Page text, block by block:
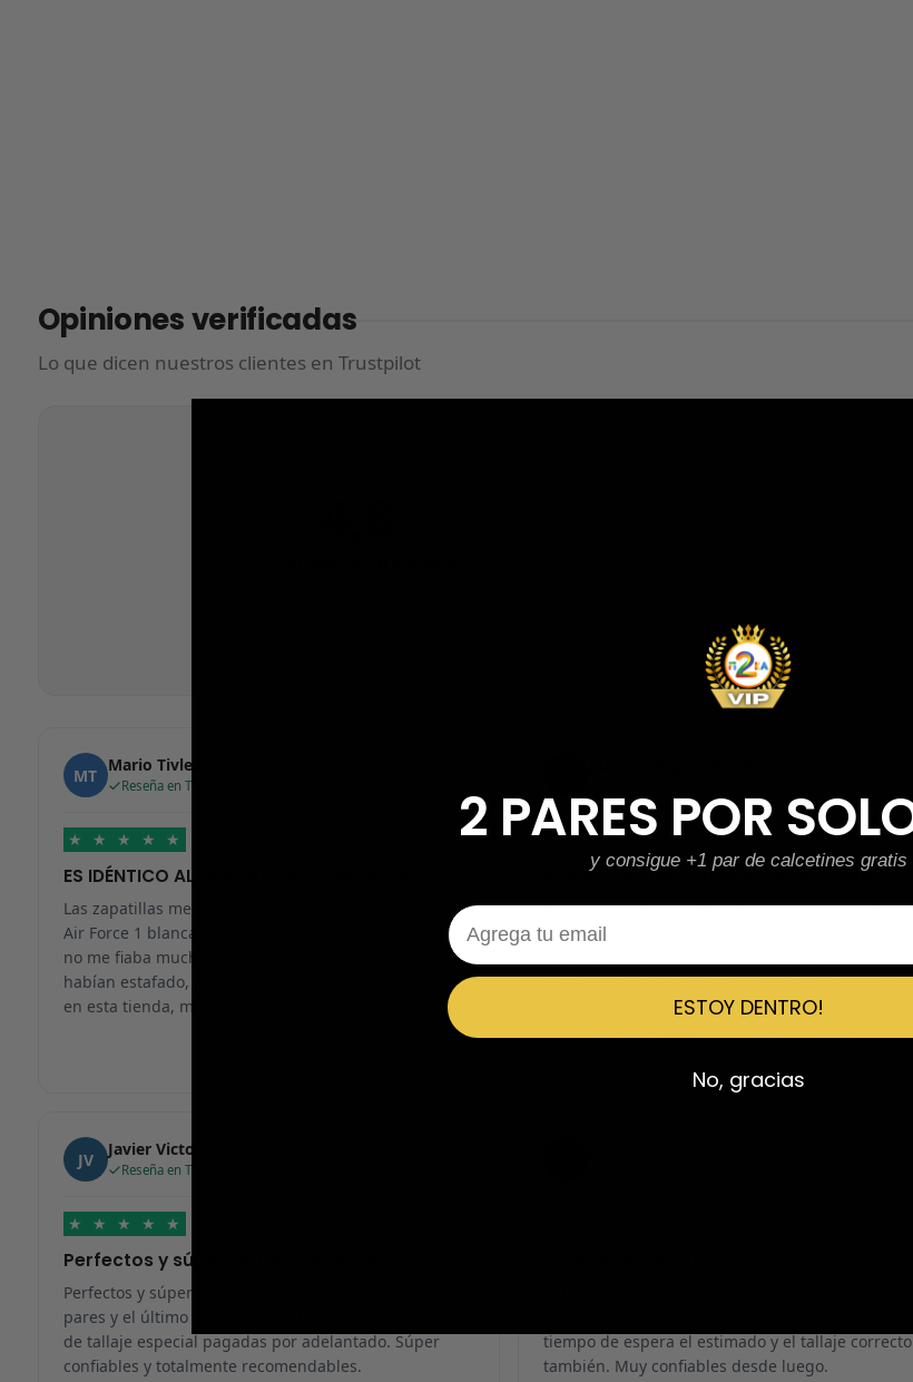
Opiniones verificadas
Lo que dicen nuestros clientes en Trustpilot
MT Mario Tivlea
Reseña en Trustpilot
★ ★ ★ ★ ★
ES IDÉNTICO AL ORIGINAL, RECOMENDABLE
Las zapatillas me han llegado en 24h, me pedí unas
Air Force 1 blancas y han llegado genial. Al principio
no me fiaba mucho ya que en muchos sitios me
habían estafado, pero a partir de ahora solo compraré
en esta tienda, muchas gracias.
★ ★ ★ ★ ★
Al principio tenía miedo de la página…
Al principio tenía miedo de la página por si era
estafa, pero me ha sorprendido para bien porque
sabría decir cuál tiene mejor calidad, parecen de
marcas verdaderas. Entrega súper rápida,
JV Javier Victorio
Reseña en Trustpilot
★ ★ ★ ★ ★
Perfectos y súper serios y atentos
Perfectos y súper serios y atentos. He comprado 5
pares y el último que acaba de llegar, unas Uptempo
de tallaje especial pagadas por adelantado. Súper
confiables y totalmente recomendables.
tiempo de espera el estimado y el tallaje correcto
también. Muy confiables desde luego.
2 PARES POR
y consigue +1 par de calcetines gratis
Email
ESTOY DENTRO!
No, gracias